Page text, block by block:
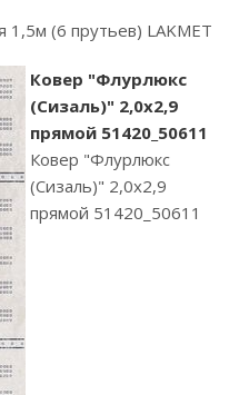
1,5м (6 прутьев) LAKMET
Ковер "Флурлюкс
(Сизаль)" 2,0х2,9
прямой 51420_50611
Ковер "Флурлюкс
(Сизаль)" 2,0х2,9
прямой 51420_50611